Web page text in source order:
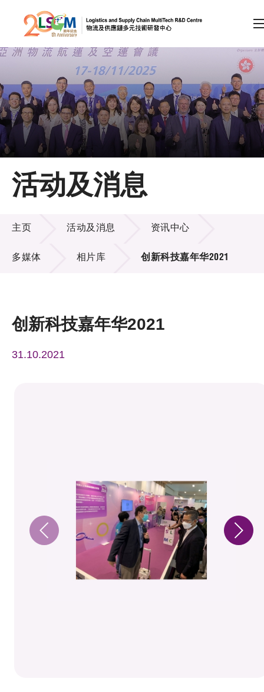
跳到内容（按回车键）
会员登录
A A EN 繁 简
主页
关于LSCM
技术商品化
项目及资助计划
活动及消息
活动及消息
活动及消息
主页 活动及消息 资讯中心
多媒体 相片库 创新科技嘉年华2021
创新科技嘉年华2021
31.10.2021